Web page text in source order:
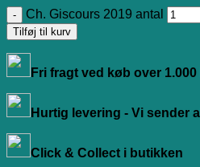
Ch. Giscours 2019 antal
Tilføj til kurv
Fri fragt ved køb over 1.000
Hurtig levering - Vi sender
Click & Collect i butikken